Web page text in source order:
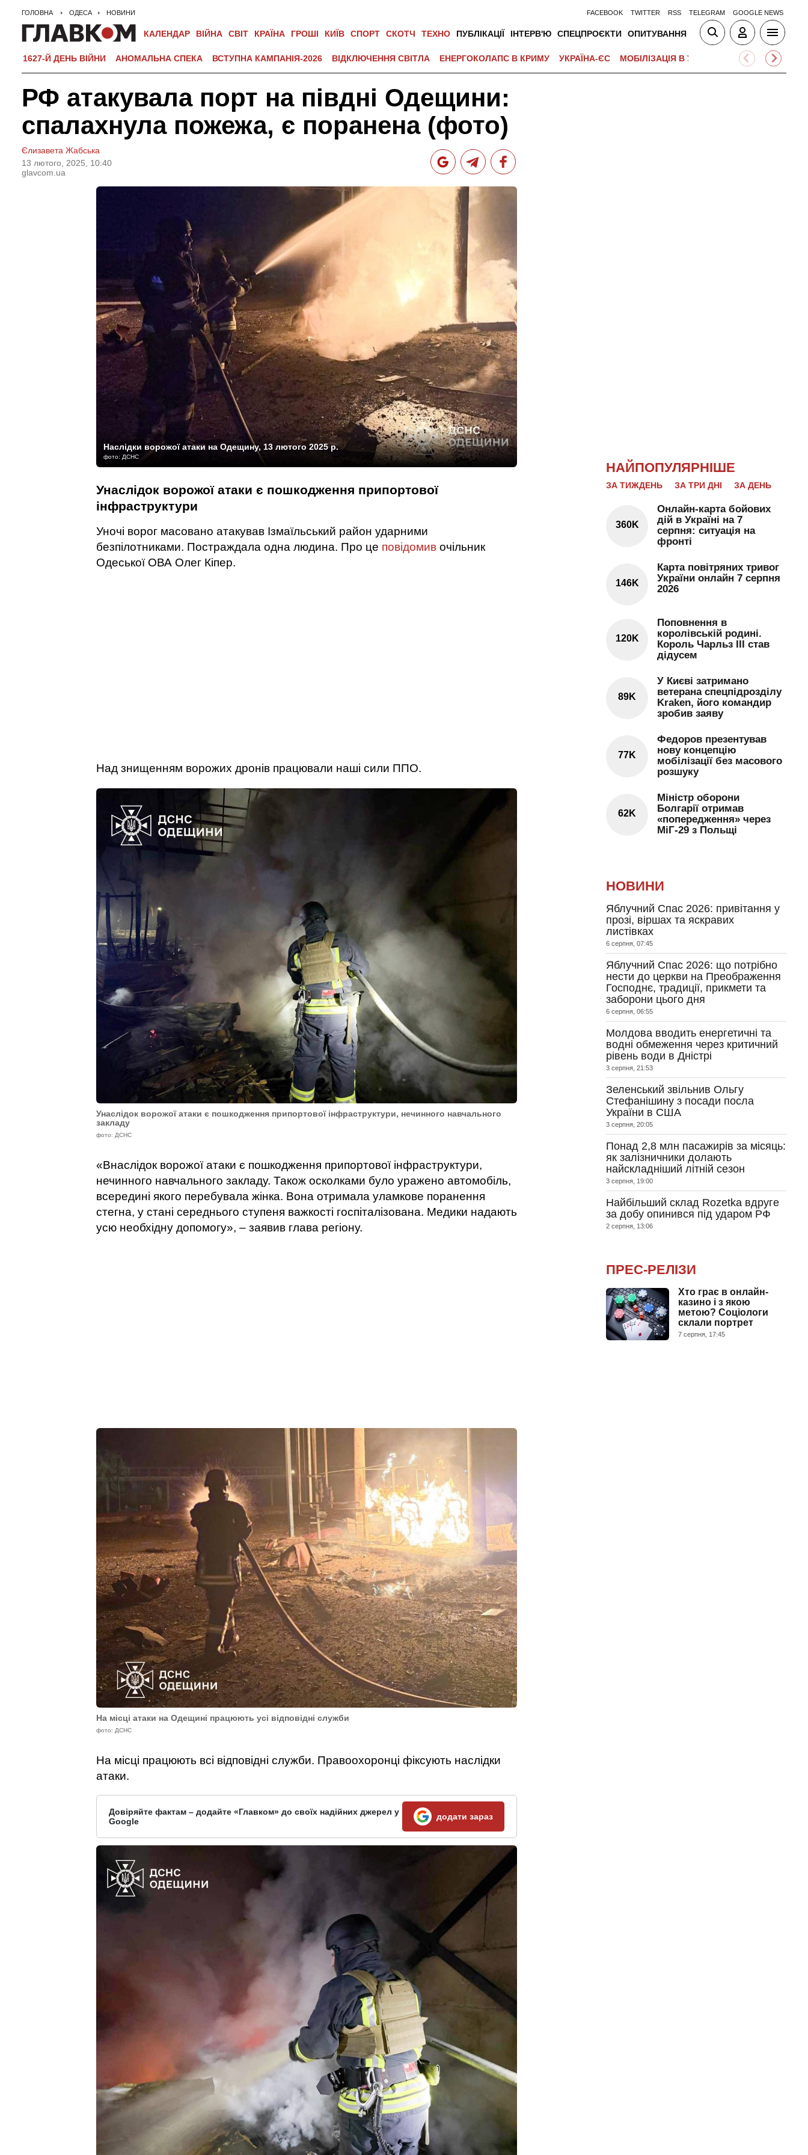
ГОЛОВНА ОДЕСА НОВИНИ FACEBOOK TWITTER RSS TELEGRAM GOOGLE NEWS
КАЛЕНДАР ВІЙНА СВІТ КРАЇНА ГРОШІ КИЇВ СПОРТ СКОТЧ ТЕХНО ПУБЛІКАЦІЇ ІНТЕРВ'Ю СПЕЦПРОЄКТИ ОПИТУВАННЯ
1627-Й ДЕНЬ ВІЙНИ АНОМАЛЬНА СПЕКА ВСТУПНА КАМПАНІЯ-2026 ВІДКЛЮЧЕННЯ СВІТЛА ЕНЕРГОКОЛАПС В КРИМУ УКРАЇНА-ЄС МОБІЛІЗАЦІЯ В УКРАЇНІ ВІЙНА НА
РФ атакувала порт на півдні Одещини:
спалахнула пожежа, є поранена (фото)
Єлизавета Жабська
13 лютого, 2025, 10:40
glavcom.ua
Наслідки ворожої атаки на Одещину, 13 лютого 2025 р.
фото: ДСНС
Унаслідок ворожої атаки є пошкодження припортової
інфраструктури
Уночі ворог масовано атакував Ізмаїльський район ударними
безпілотниками. Постраждала одна людина. Про це повідомив очільник
Одеської ОВА Олег Кіпер.
Над знищенням ворожих дронів працювали наші сили ППО.
Унаслідок ворожої атаки є пошкодження припортової інфраструктури, нечинного навчального
закладу
фото: ДСНС
«Внаслідок ворожої атаки є пошкодження припортової інфраструктури,
нечинного навчального закладу. Також осколками було уражено автомобіль,
всередині якого перебувала жінка. Вона отримала уламкове поранення
стегна, у стані середнього ступеня важкості госпіталізована. Медики надають
усю необхідну допомогу», – заявив глава регіону.
На місці атаки на Одещині працюють усі відповідні служби
фото: ДСНС
На місці працюють всі відповідні служби. Правоохоронці фіксують наслідки
атаки.
Довіряйте фактам – додайте «Главком» до своїх надійних джерел у
Google
додати зараз
НАЙПОПУЛЯРНІШЕ
ЗА ТИЖДЕНЬ ЗА ТРИ ДНІ ЗА ДЕНЬ
360K
Онлайн-карта бойових
дій в Україні на 7
серпня: ситуація на
фронті
146K
Карта повітряних тривог
України онлайн 7 серпня
2026
120K
Поповнення в
королівській родині.
Король Чарльз III став
дідусем
89K
У Києві затримано
ветерана спецпідрозділу
Kraken, його командир
зробив заяву
77K
Федоров презентував
нову концепцію
мобілізації без масового
розшуку
62K
Міністр оборони
Болгарії отримав
«попередження» через
МіГ-29 з Польщі
НОВИНИ
Яблучний Спас 2026: привітання у
прозі, віршах та яскравих
листівках
6 серпня, 07:45
Яблучний Спас 2026: що потрібно
нести до церкви на Преображення
Господнє, традиції, прикмети та
заборони цього дня
6 серпня, 06:55
Молдова вводить енергетичні та
водні обмеження через критичний
рівень води в Дністрі
3 серпня, 21:53
Зеленський звільнив Ольгу
Стефанішину з посади посла
України в США
3 серпня, 20:05
Понад 2,8 млн пасажирів за місяць:
як залізничники долають
найскладніший літній сезон
3 серпня, 19:00
Найбільший склад Rozetka вдруге
за добу опинився під ударом РФ
2 серпня, 13:06
ПРЕС-РЕЛІЗИ
Хто грає в онлайн-
казино і з якою
метою? Соціологи
склали портрет
7 серпня, 17:45